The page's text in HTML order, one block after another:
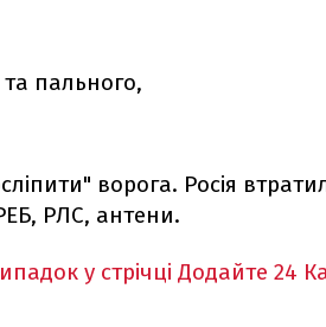
та пального,
ворога. Росія
РЛС, антени.
у стрічці Додайте 24